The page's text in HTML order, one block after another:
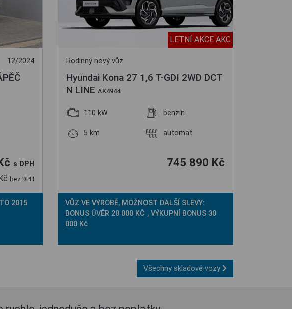
12/2024
s DPH
bez DPH
2015
LETNÍ AKCE AKC
Rodinný nový vůz
Hyundai Kona 27 1,6 T-GDI 2WD DCT
N LINE AK4944
110 kW benzín
5 km automat
745 890 Kč
VŮZ VE VÝROBĚ, MOŽNOST DALŠÍ SLEVY:
BONUS ÚVĚR 20 000 KČ , VÝKUPNÍ BONUS 30
000 Kč
Všechny skladové vozy